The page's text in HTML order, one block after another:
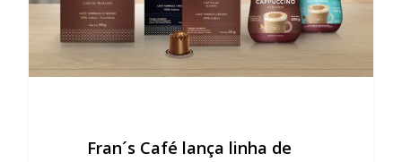
Fran´s Café lança linha de